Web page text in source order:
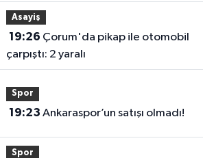
Asayiş
19:26
çarpıştı: 2 yaralı
Spor
19:23 Ankaraspor’un satışı olmadı!
Spor